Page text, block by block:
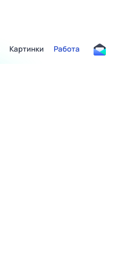
Картинки Работа